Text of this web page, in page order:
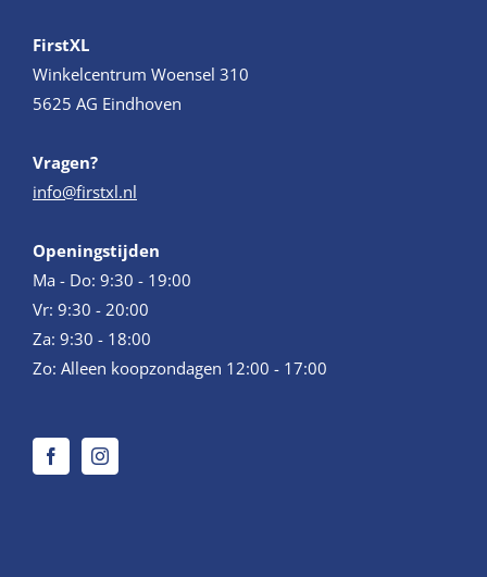
FirstXL
Winkelcentrum Woensel 310
5625 AG Eindhoven
Vragen?
info@firstxl.nl
Openingstijden
Ma - Do: 9:30 - 19:00
Vr: 9:30 - 20:00
Za: 9:30 - 18:00
Zo: Alleen koopzondagen 12:00 - 17:00